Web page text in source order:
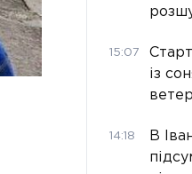
15:07
із
14:18
В